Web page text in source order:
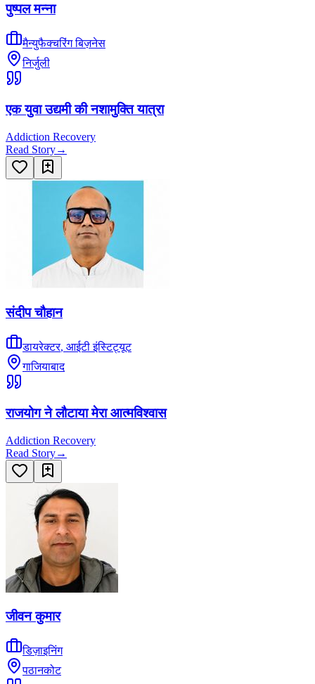
पुष्पल मन्ना
मैन्युफैक्चरिंग बिज़नेस
निर्जुली
एक युवा उद्यमी की नशामुक्ति यात्रा
Addiction Recovery
Read Story→
संदीप चौहान
डायरेक्टर, आईटी इंस्टिट्यूट
गाजियाबाद
राजयोग ने लौटाया मेरा आत्मविश्वास
Addiction Recovery
Read Story→
जीवन कुमार
डिज़ाइनिंग
पठानकोट